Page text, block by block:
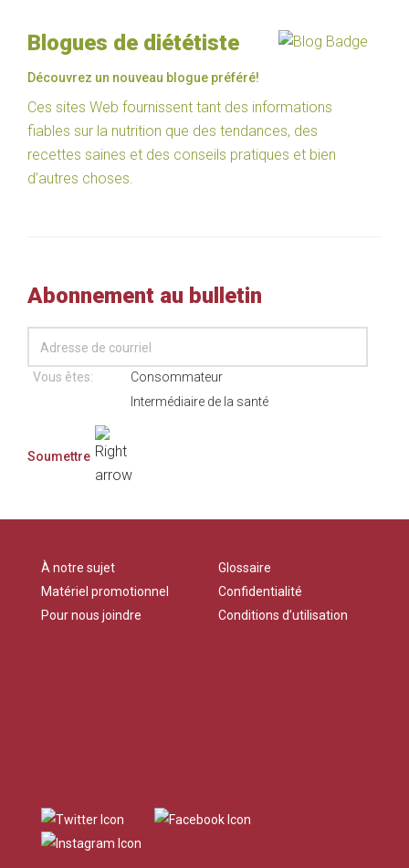
Blogues de diététiste
Découvrez un nouveau blogue préféré!
Ces sites Web fournissent tant des informations
fiables sur la nutrition que des tendances, des
recettes saines et des conseils pratiques et bien
d’autres choses.
Abonnement au bulletin
Vous êtes:
Consommateur
Intermédiaire de la santé
À notre sujet
Matériel promotionnel
Pour nous joindre
Glossaire
Confidentialité
Conditions d’utilisation